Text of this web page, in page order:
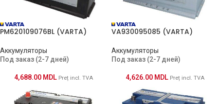
PM620109076BL (VARTA)
Аккумуляторы
Под заказ (2-7 дней)
4,688.00 MDL Preț incl. TVA
VA930095085 (VARTA)
Аккумуляторы
Под заказ (2-7 дней)
4,626.00 MDL Preț incl. TVA